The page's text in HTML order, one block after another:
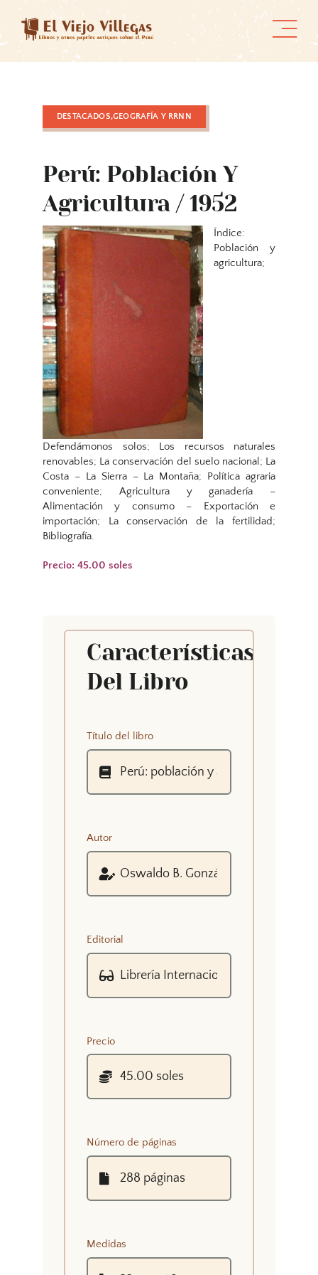
content
DESTACADOS,GEOGRAFÍA Y RRNN
Perú: Población Y
Agricultura / 1952
Índice:
Población y
agricultura;
Defendámonos solos; Los recursos naturales
renovables; La conservación del suelo nacional; La
Costa – La Sierra – La Montaña; Política agraria
conveniente; Agricultura y ganadería –
Alimentación y consumo – Exportación e
importación; La conservación de la fertilidad;
Bibliografía.
Precio: 45.00 soles
Características
Del Libro
Título del libro
Autor
Editorial
Precio
Número de páginas
Medidas